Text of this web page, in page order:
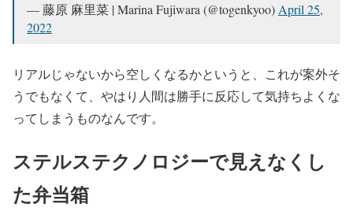
— 藤原 麻里菜 | Marina Fujiwara (@togenkyoo)April 25,
2022
リアルじゃないから空しくなるかというと、これが案外そ
うでもなくて、やはり人間は勝手に反応して気持ちよくな
ってしまうものなんです。
ステルステクノロジーで見えなくし
た弁当箱